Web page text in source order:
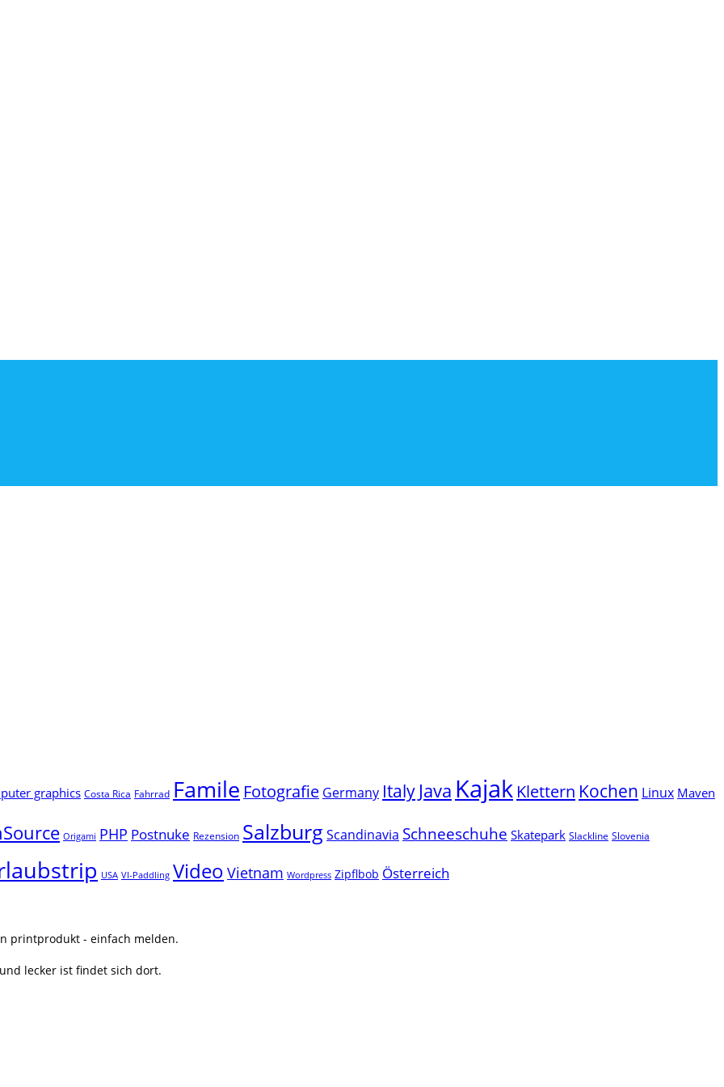
graphics Costa Rica Fahrrad Famile Fotografie Germany Italy Java Kajak Klettern Kochen Linux Maven
Origami PHP Postnuke Rezension SalzburgScandinavia Schneeschuhe Skatepark Slackline Slovenia
USA VI-Paddling Video Vietnam Wordpress Zipflbob Österreich
printprodukt - einfach melden.
lecker ist findet sich dort.